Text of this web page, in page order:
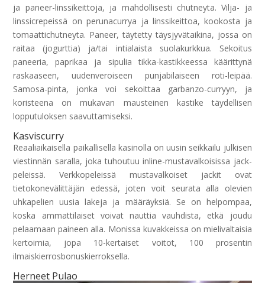
ja paneer-linssikeittoja, ja mahdollisesti chutneyta. Vilja- ja
linssicrepeissä on perunacurrya ja linssikeittoa, kookosta ja
tomaattichutneyta. Paneer, täytetty täysjyvätaikina, jossa on
raitaa (jogurttia) ja/tai intialaista suolakurkkua. Sekoitus
paneeria, paprikaa ja sipulia tikka-kastikkeessa käärittynä
raskaaseen, uudenveroiseen punjabilaiseen roti-leipää.
Samosa-pinta, jonka voi sekoittaa garbanzo-curryyn, ja
koristeena on mukavan mausteinen kastike täydellisen
lopputuloksen saavuttamiseksi.
Kasviscurry
Reaaliaikaisella paikallisella kasinolla on uusin seikkailu julkisen
viestinnän saralla, joka tuhoutuu inline-mustavalkoisissa jack-
peleissä. Verkkopeleissä mustavalkoiset jackit ovat
tietokonevälittäjän edessä, joten voit seurata alla olevien
uhkapelien uusia lakeja ja määräyksiä. Se on helpompaa,
koska ammattilaiset voivat nauttia vauhdista, etkä joudu
pelaamaan paineen alla. Monissa kuvakkeissa on mielivaltaisia
​​kertoimia, jopa 10-kertaiset voitot, 100 prosentin
ilmaiskierrosbonuskierroksella.
Herneet Pulao